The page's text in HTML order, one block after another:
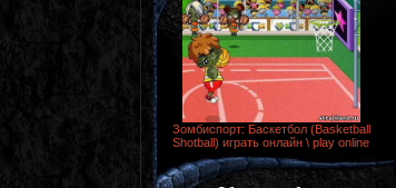
Зомбиспорт: Баскетбол (Basketball
Shotball) играть онлайн \ play online